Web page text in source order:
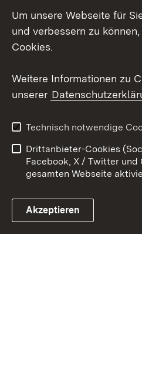
X / Twitter
Youtube
Link zum Landesportal
Kontakt
Barrierefreiheit
Impressum
Um unsere Webseite für
und verbessern zu
Cookies.
Weitere Informationen zu
unserer
Technisch notwendige
Drittanbieter-Cookies
Facebook, X / Twitter
gesamten Webseite
Akzeptieren